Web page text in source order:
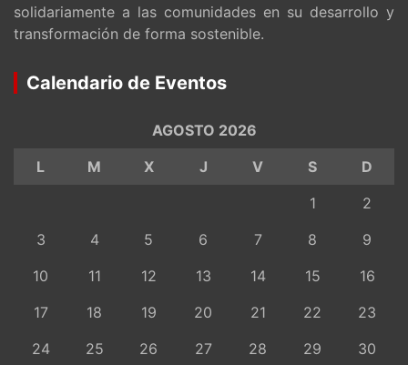
solidariamente a las comunidades en su desarrollo y
transformación de forma sostenible.
Calendario de Eventos
AGOSTO 2026
L
M X J V S
D
1
2
3
4 5 6 7 8
9
10
11 12 13 14 15
16
17
18 19 20 21 22
23
24
25 26 27 28 29
30